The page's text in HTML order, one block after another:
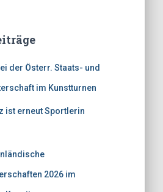
der Österr. Staats- und
im Kunstturnen
ist erneut Sportlerin
2026 im